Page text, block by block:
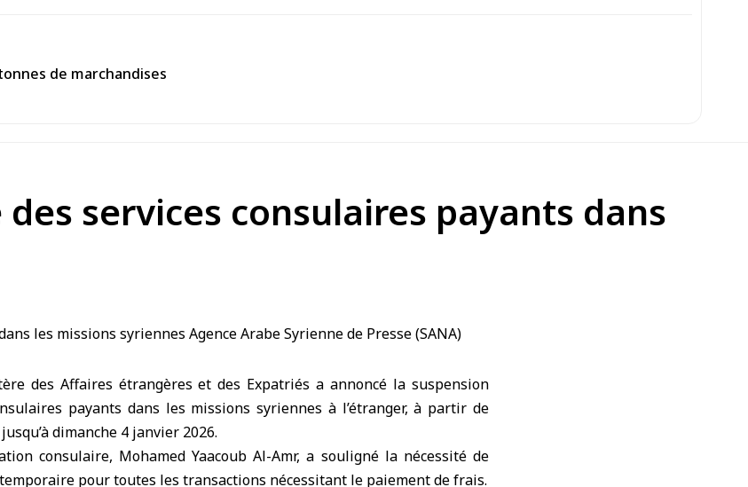
de marchandises
services consulaires payants dans
des Affaires étrangères et des Expatriés a annoncé la suspension
payants dans les missions syriennes à l’étranger, à partir de
dimanche 4 janvier 2026.
consulaire, Mohamed Yaacoub Al-Amr, a souligné la nécessité de
temporaire pour toutes les transactions nécessitant le paiement de frais.